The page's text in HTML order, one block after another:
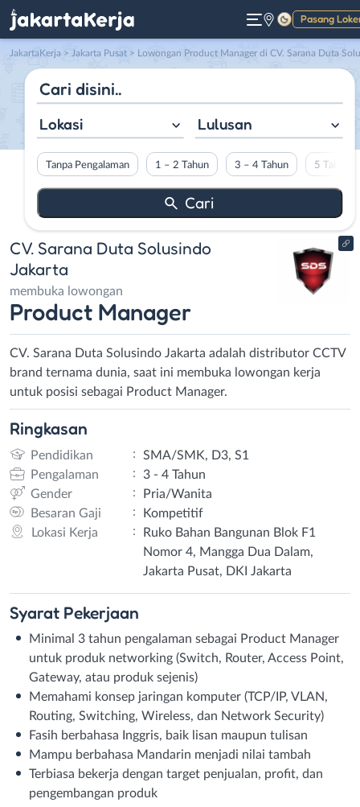
Pasang
Gelap
JakartaKerja > Jakarta Pusat > Lowongan Product Manager di CV. Sarana Duta Solusindo Jakarta
Lokasi Lulusan
Tanpa Pengalaman 1 – 2 Tahun 3 – 4 Tahun 5 Tahun
CV. Sarana Duta Solusindo
Jakarta
membuka lowongan
Product Manager
CV. Sarana Duta Solusindo Jakarta adalah distributor CCTV
brand ternama dunia, saat ini membuka lowongan kerja
untuk posisi sebagai Product Manager.
Ringkasan
Pendidikan :
SMA/SMK, D3, S1
Pengalaman
:
3 - 4 Tahun
Gender
:
Pria/Wanita
Besaran Gaji
:
Kompetitif
Lokasi Kerja
:
Ruko Bahan Bangunan Blok F1
Nomor 4, Mangga Dua Dalam,
Jakarta Pusat, DKI Jakarta
Syarat Pekerjaan
Minimal 3 tahun pengalaman sebagai Product Manager
untuk produk networking (Switch, Router, Access Point,
Gateway, atau produk sejenis)
Memahami konsep jaringan komputer (TCP/IP, VLAN,
Routing, Switching, Wireless, dan Network Security)
Fasih berbahasa Inggris, baik lisan maupun tulisan
Mampu berbahasa Mandarin menjadi nilai tambah
Terbiasa bekerja dengan target penjualan, profit, dan
pengembangan produk